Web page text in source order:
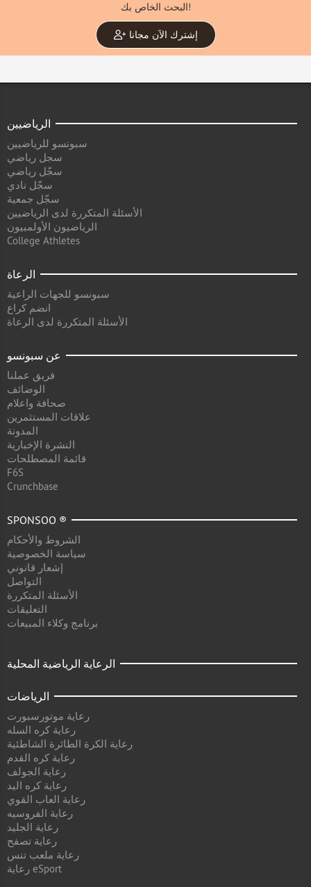
البحث الخاص بك!
إشترك الآن مجانا
الرياضيين
سبونسو للرياضيين
سجل رياضي
سجّل رياضي
سجّل نادي
سجّل جمعية
الأسئلة المتكررة لدى الرياضيين
الرياضيون الأولمبيون
College Athletes
الرعاة
سبونسو للجهات الراعية
انضم كراع
الأسئلة المتكررة لدى الرعاة
عن سبونسو
فريق عملنا
الوضائف
صحافة واعلام
علاقات المستثمرين
المدونة
النشرة الإخبارية
قائمة المصطلحات
F6S
Crunchbase
SPONSOO ®
الشروط والأحكام
سياسة الخصوصية
إشعار قانوني
التواصل
الأسئلة المتكررة
التعليقات
برنامج وكلاء المبيعات
الرعاية الرياضية المحلية
الرياضات
رعاية موتورسبورت
رعاية كره السله
رعاية الكرة الطائرة الشاطئية
رعاية كره القدم
رعاية الجولف
رعاية كره اليد
رعاية العاب القوي
رعاية الفروسيه
رعاية الجليد
رعاية تصفح
رعاية ملعب تنس
رعاية eSport